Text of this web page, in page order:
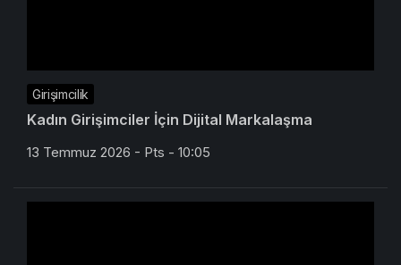
Girişimcilik
Kadın Girişimciler İçin Dijital Markalaşma
13 Temmuz 2026 - Pts - 10:05